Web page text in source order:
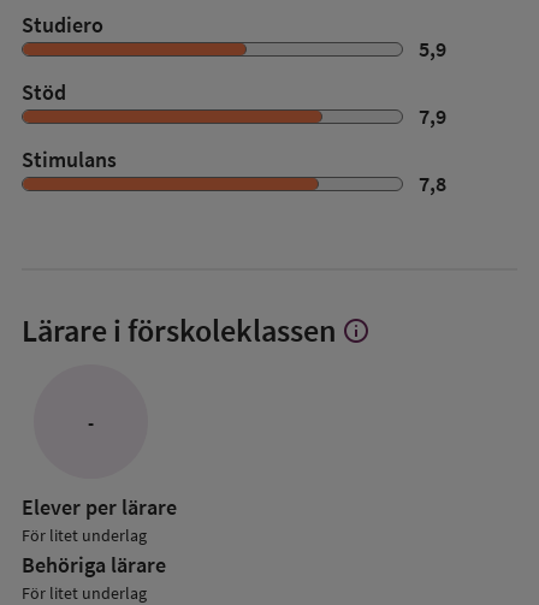
Studiero
5,9
Stöd
7,9
Stimulans
7,8
Lärare i förskoleklassen Visa
info
-
Elever per lärare
För litet underlag
Behöriga lärare
För litet underlag